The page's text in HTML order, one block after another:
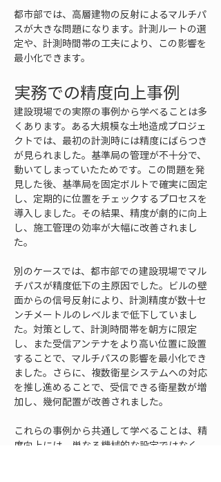
都市部では、高層建物の反射によるマルチパ
スが大きな問題になります。計測ルートの選
定や、計測時間帯の工夫により、この影響を
最小化できます。
実務での精度向上事例
建設現場での実際の事例から学べることは多
くあります。ある大規模な土地造成プロジェ
クトでは、最初の計測時には精度にばらつき
が見られました。基準局の管理が不十分で、
動いてしまっていたためです。この問題を発
見した後、基準局を固定ボルトで確実に固定
し、定期的に位置をチェックするプロセスを
導入しました。その結果、精度が劇的に向上
し、施工管理の効率が大幅に改善されまし
た。
別のケースでは、都市部での建設現場でマル
チパスが精度低下の主原因でした。ビルの壁
面からの信号反射により、計測精度が数十セ
ンチメートルのレベルまで低下していまし
た。対策として、計測時間帯を朝方に限定
し、また受信アンテナをより高い位置に設置
することで、マルチパスの影響を最小化でき
ました。さらに、複数衛星システムへの対応
を推し進めることで、受信できる衛星数が増
加し、幾何配置が改善されました。
これらの事例から共通して学べることは、精
度向上には、単なる機械的な設定ではなく、